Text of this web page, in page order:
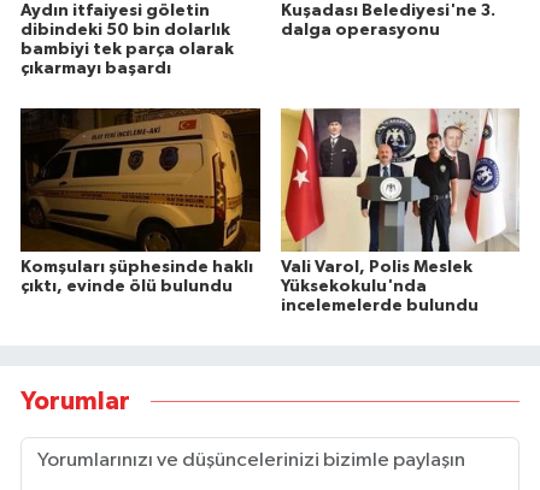
Aydın itfaiyesi göletin
dibindeki 50 bin dolarlık
bambiyi tek parça olarak
çıkarmayı başardı
Kuşadası Belediyesi'ne 3.
dalga operasyonu
Komşuları şüphesinde haklı
çıktı, evinde ölü bulundu
Vali Varol, Polis Meslek
Yüksekokulu'nda
incelemelerde bulundu
Yorumlar